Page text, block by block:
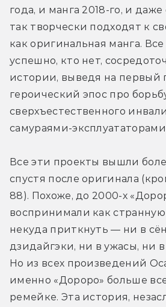
года, и манга 2018-го, и даже
так творчески подходят к
как оригинальная манга.
успешно, кто нет,
истории, выведя на первый
героический эпос про
сверхъестественного
самураями-
Все эти проекты вышли
спустя после оригинала
88). Похоже, до 2000-х
воспринимали как
некуда приткнуть — ни в
дзидайгэки, ни в ужасы, ни
Но из всех произведений
именно «Дороро» больше
ремейке. Эта история,